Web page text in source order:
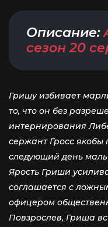
Описание:
сезон 20
Гришу избивает
то, что он без
интернирования
сержант Гросс якобы
следующий день
Ярость Гриши
соглашается с
офицером
Повзрослев, Гриша